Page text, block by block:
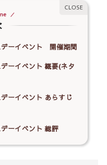
ーイベント 開催期間
ーイベント 概要(ネタ
ーイベント あらすじ
ーイベント 総評